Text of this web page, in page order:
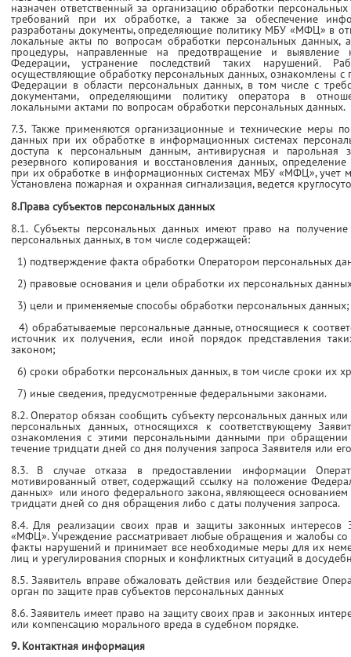
назначен ответственный за организацию обработки
требований при их обработке, а также за обеспечение
разработаны документы, определяющие политику МБУ «МФЦ» в
локальные акты по вопросам обработки персональных данных,
процедуры, направленные на предотвращение и выявление
Федерации, устранение последствий таких нарушений.
осуществляющие обработку персональных данных, ознакомлены с
Федерации в области персональных данных, в том числе с
документами, определяющими политику оператора в
локальными актами по вопросам обработки персональных данных.
7.3. Также применяются организационные и технические меры
данных при их обработке в информационных системах
доступа к персональным данным, антивирусная и парольная
резервного копирования и восстановления данных,
при их обработке в информационных системах МБУ «МФЦ», учет
Установлена пожарная и охранная сигнализация, ведется
8.Права субъектов персональных данных
8.1. Субъекты персональных данных имеют право на
персональных данных, в том числе содержащей:
1) подтверждение факта обработки Оператором персональных
2) правовые основания и цели обработки их персональных
3) цели и применяемые способы обработки персональных данных;
4) обрабатываемые персональные данные, относящиеся к
источник их получения, если иной порядок представления
законом;
6) сроки обработки персональных данных, в том числе сроки их
7) иные сведения, предусмотренные федеральными законами.
8.2. Оператор обязан сообщить субъекту персональных данных
персональных данных, относящихся к соответствующему
ознакомления с этими персональными данными при обращении
течение тридцати дней со дня получения запроса Заявителя или
8.3. В случае отказа в предоставлении информации
мотивированный ответ, содержащий ссылку на положение
данных» или иного федерального закона, являющееся
тридцати дней со дня обращения либо с даты получения запроса.
8.4. Для реализации своих прав и защиты законных интересов
«МФЦ». Учреждение рассматривает любые обращения и жалобы со
факты нарушений и принимает все необходимые меры для их
лиц и урегулирования спорных и конфликтных ситуаций в
8.5. Заявитель вправе обжаловать действия или бездействие
орган по защите прав субъектов персональных данных
8.6. Заявитель имеет право на защиту своих прав и законных
или компенсацию морального вреда в судебном порядке.
9. Контактная информация